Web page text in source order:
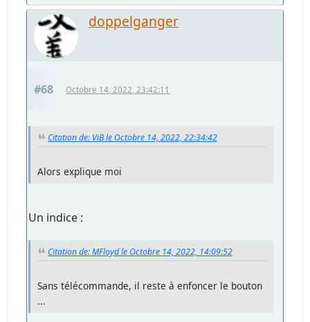
doppelganger
#68 Octobre 14, 2022, 23:42:11
Citation de: ViB le Octobre 14, 2022, 22:34:42
Alors explique moi
Un indice :
Citation de: MFloyd le Octobre 14, 2022, 14:09:52
Sans télécommande, il reste à enfoncer le bouton
...